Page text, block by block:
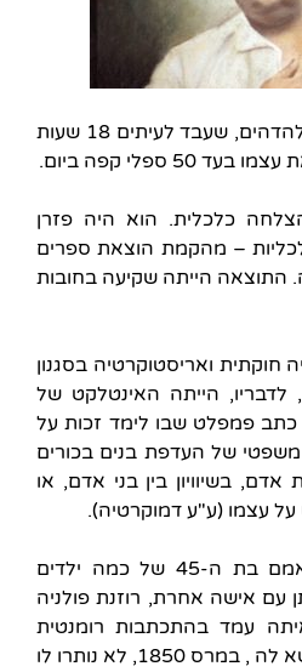
6) הוא היה מחבר נמרץ להדהים, שעבד לעיתים 18 שעות
ספלי קפה ביום.
כלכלית. הוא היה פזרן
– מהקמת הוצאת ספרים
התוצאה הייתה שקיעה בחובות
חוקתית ואריסטוקרטיה בסגנון
לדבריו, הייתה האינטלקט של
פמפלט שבו לימד זכות על
של העדפת בנים בכורים
אדם, בשיוויון בין בני אדם, או
עצמו (ע"ע דמוקרטיה).
9) בגיל 23 התאהב באמם בת ה-45 של כמה ילדים
אישה אחרת, רוזנת פולניה
עמד בהתכתבות רומנטית
שנמשכה 15 שנים. כשנישא לה , במרס 1850, לא נותרו לו